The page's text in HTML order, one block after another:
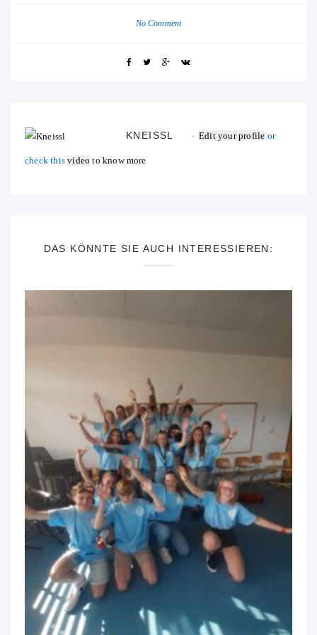
No Comment
KNEISSL Edit your profile or
check thisvideo to know more
DAS KÖNNTE SIE AUCH INTERESSIEREN: